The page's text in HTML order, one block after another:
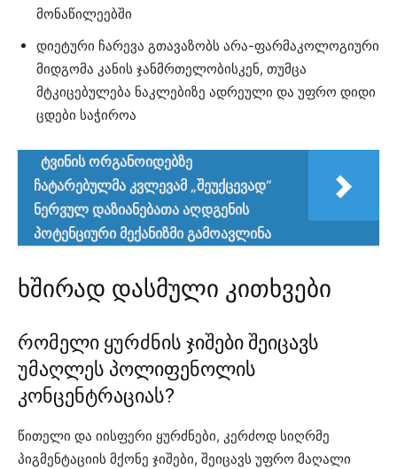
მონაწილეებში
დიეტური ჩარევა გთავაზობს არა-ფარმაკოლოგიური
მიდგომა კანის ჯანმრთელობისკენ, თუმცა
მტკიცებულება ნაკლებიზე ადრეული და უფრო დიდი
ცდები საჭიროა
ტვინის ორგანოიდებზე
ჩატარებულმა კვლევამ „შეუქცევად“
ნერვულ დაზიანებათა აღდგენის
პოტენციური მექანიზმი გამოავლინა
ხშირად დასმული კითხვები
რომელი ყურძნის ჯიშები შეიცავს
უმაღლეს პოლიფენოლის
კონცენტრაციას?
წითელი და იისფერი ყურძნები, კერძოდ სიღრმე
პიგმენტაციის მქონე ჯიშები, შეიცავს უფრო მაღალი